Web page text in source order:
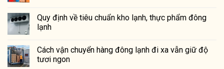
Quy định về tiêu chuẩn kho lạnh, thực phẩm đông
lạnh
Cách vận chuyển hàng đông lạnh đi xa vẫn giữ độ
tươi ngon